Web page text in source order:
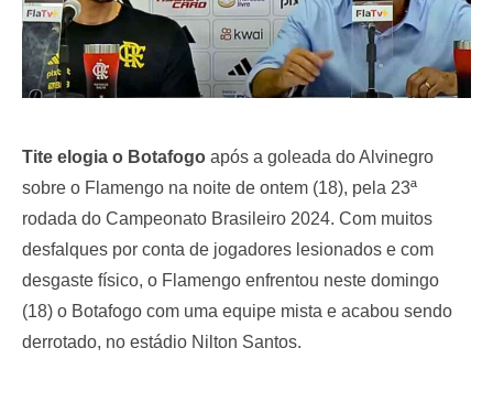
Tite elogia o Botafogo após a goleada do Alvinegro
sobre o Flamengo na noite de ontem (18), pela 23ª
rodada do Campeonato Brasileiro 2024. Com muitos
desfalques por conta de jogadores lesionados e com
desgaste físico, o Flamengo enfrentou neste domingo
(18) o Botafogo com uma equipe mista e acabou sendo
derrotado, no estádio Nilton Santos.